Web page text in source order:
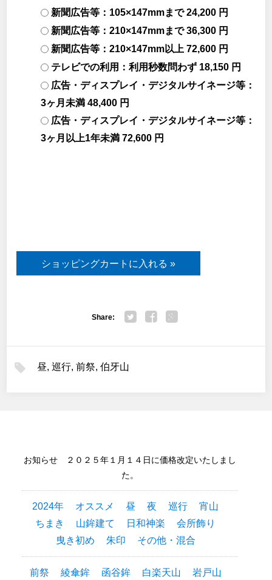
新聞広告等：105×147mmまで 24,200 円
新聞広告等：210×147mmまで 36,300 円
新聞広告等：210×147mm以上 72,600 円
テレビでの利用：利用秒数問わず 18,150 円
広告・ディスプレイ・デジタルサイネージ等：
3ヶ月未満 48,400 円
広告・ディスプレイ・デジタルサイネージ等：
3ヶ月以上1年未満 72,600 円
Share:
昼, 巡行, 前祭, 伯牙山
お知らせ ２０２５年１月１４日に価格改定いたしまし
た。
2024年 オススメ 昼 夜 巡行
宵山
ちまき
山鉾建て 日和神楽
会所飾り
曳き初め
朱印 その他・混合
前祭 綾傘鉾 函谷鉾 白楽天山
岩戸山